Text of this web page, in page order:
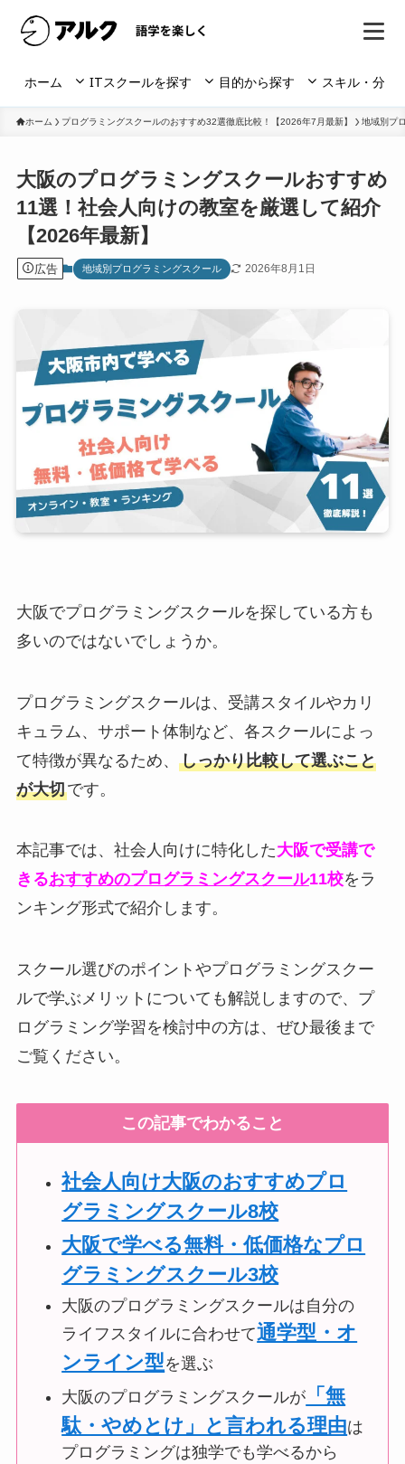
ホーム ITスクールを探す 目的から探す スキル・分野
ホーム プログラミングスクールのおすすめ32選徹底比較！【2026年7月最新】 地域別プ
大阪のプログラミングスクールおすすめ
11選！社会人向けの教室を厳選して紹介
【2026年最新】
広告 地域別プログラミングスクール 2026年8月1日
大阪でプログラミングスクールを探している方も
多いのではないでしょうか。
プログラミングスクールは、受講スタイルやカリ
キュラム、サポート体制など、各スクールによっ
て特徴が異なるため、 しっかり比較して選ぶこと
が大切です。
本記事では、社会人向けに特化した大阪で受講で
きるおすすめのプログラミングスクール11校をラ
ンキング形式で紹介します。
スクール選びのポイントやプログラミングスクー
ルで学ぶメリットについても解説しますので、プ
ログラミング学習を検討中の方は、ぜひ最後まで
ご覧ください。
この記事でわかること
社会人向け大阪のおすすめプロ
グラミングスクール8校
大阪で学べる無料・低価格なプロ
グラミングスクール3校
大阪のプログラミングスクールは自分の
ライフスタイルに合わせて通学型・オ
ンライン型を選ぶ
大阪のプログラミングスクールが
「無
駄・やめとけ」と言われる理由は
プログラミングは独学でも学べるから